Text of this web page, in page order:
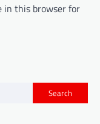
in this browser for
Search